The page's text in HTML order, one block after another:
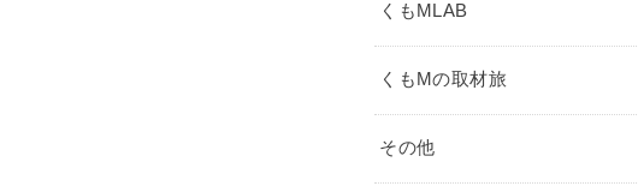
くもMLAB
くもMの取材旅
その他